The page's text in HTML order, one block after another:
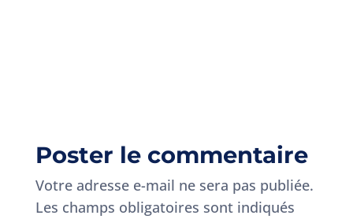
Poster le commentaire
Votre adresse e-mail ne sera pas publiée.
Les champs obligatoires sont indiqués